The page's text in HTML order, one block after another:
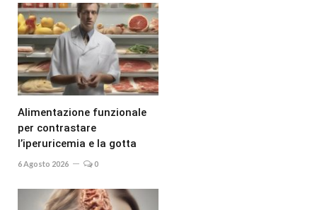
Alimentazione funzionale
per contrastare
l’iperuricemia e la gotta
6 Agosto 2026 0